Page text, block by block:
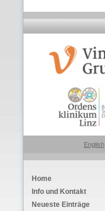
English
Home
Info und Kontakt
Neueste Einträge